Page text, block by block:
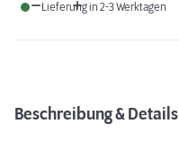
Lieferung in 2-3 Werktagen
Beschreibung & Details